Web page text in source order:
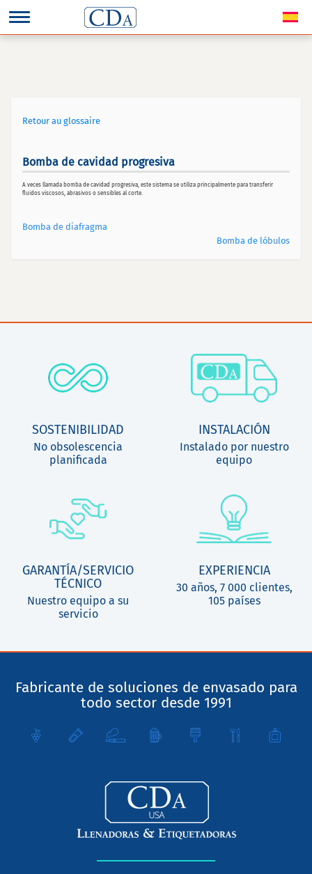
Retour au glossaire
Bomba de cavidad progresiva
A veces llamada bomba de cavidad progresiva, este sistema se utiliza principalmente para transferir
fluidos viscosos, abrasivos o sensibles al corte.
Bomba de diafragma
Bomba de lóbulos
SOSTENIBILIDAD
No obsolescencia
planificada
INSTALACIÓN
Instalado por nuestro
equipo
GARANTÍA/SERVICIO
TÉCNICO
Nuestro equipo a su
servicio
EXPERIENCIA
30 años, 7 000 clientes,
105 países
Fabricante de soluciones de envasado para
todo sector desde 1991